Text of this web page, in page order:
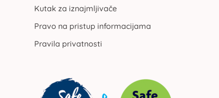
Kutak za iznajmljivače
Pravo na pristup informacijama
Pravila privatnosti